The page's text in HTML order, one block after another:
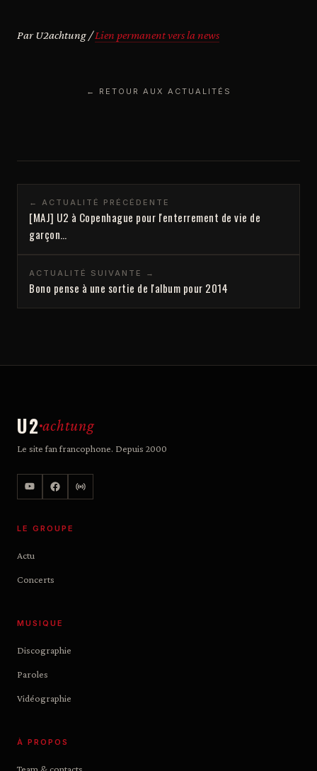
Par U2achtung /Lien permanent vers la news
← RETOUR AUX ACTUALITÉS
← ACTUALITÉ PRÉCÉDENTE
[MAJ] U2 à Copenhague pour l'enterrement de vie de
garçon…
ACTUALITÉ SUIVANTE →
Bono pense à une sortie de l'album pour 2014
U2 achtung
Le site fan francophone. Depuis 2000
LE GROUPE
Actu
Concerts
MUSIQUE
Discographie
Paroles
Vidéographie
À PROPOS